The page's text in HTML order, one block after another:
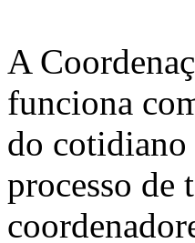
A
funciona
do cotidiano
processo de